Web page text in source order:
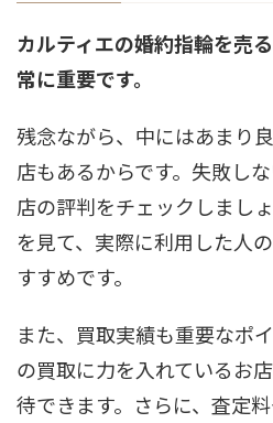
カルティエの婚約指輪を売
常に重要です。
残念ながら、中にはあまり
店もあるからです。失敗し
店の評判をチェックしまし
を見て、実際に利用した人
すすめです。
また、買取実績も重要なポ
の買取に力を入れているお
待できます。さらに、査定